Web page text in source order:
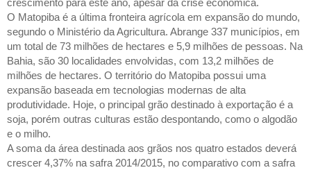
O Matopiba é a última fronteira agrícola em expansão do mundo,
segundo o Ministério da Agricultura. Abrange 337 municípios, em
um total de 73 milhões de hectares e 5,9 milhões de pessoas. Na
Bahia, são 30 localidades envolvidas, com 13,2 milhões de
milhões de hectares. O território do Matopiba possui uma
expansão baseada em tecnologias modernas de alta
produtividade. Hoje, o principal grão destinado à exportação é a
soja, porém outras culturas estão despontando, como o algodão
e o milho.
A soma da área destinada aos grãos nos quatro estados deverá
crescer 4,37% na safra 2014/2015, no comparativo com a safra